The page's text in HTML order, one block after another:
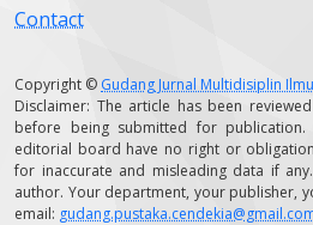
Contact
Copyright © Gudang Jurnal Multidisiplin Ilmu
Disclaimer: The article has been
before being submitted for
editorial board have no right or
for inaccurate and misleading data if
author. Your department, your publisher,
email: